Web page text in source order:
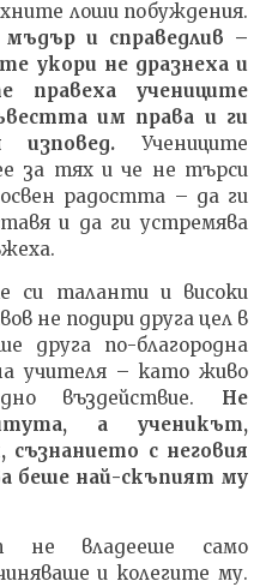
лоши побуждения.
и справедлив –
укори не дразнеха и
правеха учениците
им права и ги
изповед. Учениците
за тях и че не търси
радостта – да ги
и да ги устремява
си таланти и високи
не подири друга цел в
друга по-благородна
учителя – като живо
въздействие. Не
а ученикът,
с неговия
беше най-скъпият му
не владееше само
и колегите му.